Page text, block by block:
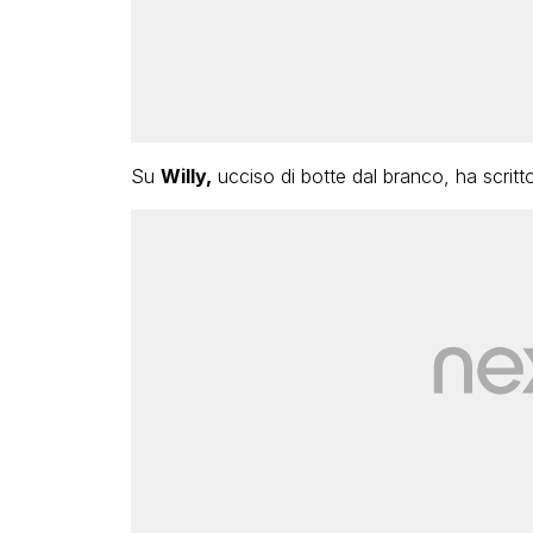
Su Willy, ucciso di botte dal branco, ha